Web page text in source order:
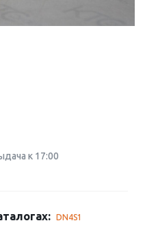
к 17:00
DN4S1